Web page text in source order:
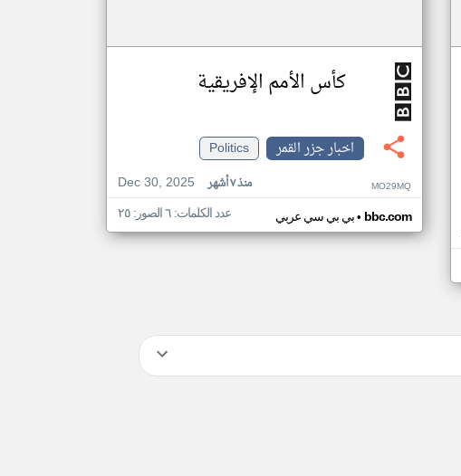
كأس الأمم الإفريقية
اخبار جزر القمر
Politics
Dec 30, 2025
منذ ٧ أشهر MO29MQ
بي بي سي عربي• bbc.com عدد الكلمات: ٦ الصور: ٢٥